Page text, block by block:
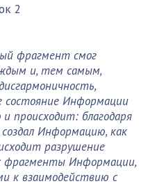
2
фрагмент смог
и, тем самым,
состояние Информации
происходит: благодаря
Информацию, как
разрушение
фрагменты Информации,
к взаимодействию с